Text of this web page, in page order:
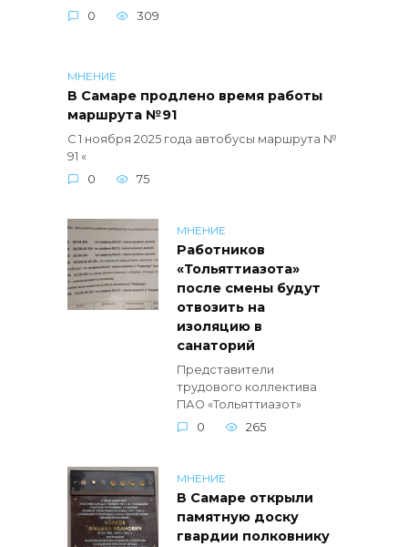
0 309
МНЕНИЕ
В Самаре продлено время работы
маршрута №91
С 1 ноября 2025 года автобусы маршрута №
91 «
0
75
МНЕНИЕ
Работников
«Тольяттиазота»
после смены будут
отвозить на
изоляцию в
санаторий
Представители
трудового коллектива
ПАО «Тольяттиазот»
0
265
МНЕНИЕ
В Самаре открыли
памятную доску
гвардии полковнику